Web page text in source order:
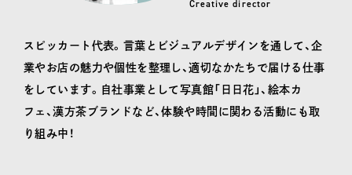
Creative director
スピッカート代表。言葉とビジュアルデザインを通して、企
業やお店の魅力や個性を整理し、適切なかたちで届ける仕事
をしています。自社事業として写真館「日日花」、絵本カ
フェ、漢方茶ブランドなど、体験や時間に関わる活動にも取
り組み中！